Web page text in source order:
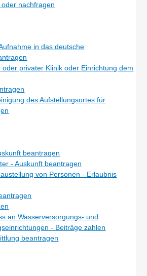
nachfragen
in das deutsche
privater Klinik oder Einrichtung dem
des Aufstellungsortes für
beantragen
- Auskunft beantragen
von Personen - Erlaubnis
an Wasserversorgungs- und
- Beiträge zahlen
beantragen